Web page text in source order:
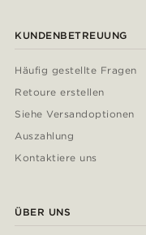
KUNDENBETREUUNG
Häufig gestellte Fragen
Retoure erstellen
Siehe Versandoptionen
Auszahlung
Kontaktiere uns
ÜBER UNS